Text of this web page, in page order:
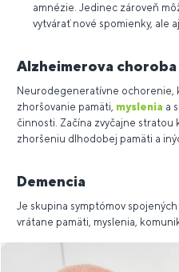
amnézie. Jedinec zároveň
vytvárať nové spomienky, ale
Alzheimerova choroba
Neurodegeneratívne ochorenie,
zhoršovanie pamäti, myslenia a
činnosti. Začína zvyčajne
zhoršeniu dlhodobej pamäti a
Demencia
Je skupina symptómov
vrátane pamäti, myslenia,